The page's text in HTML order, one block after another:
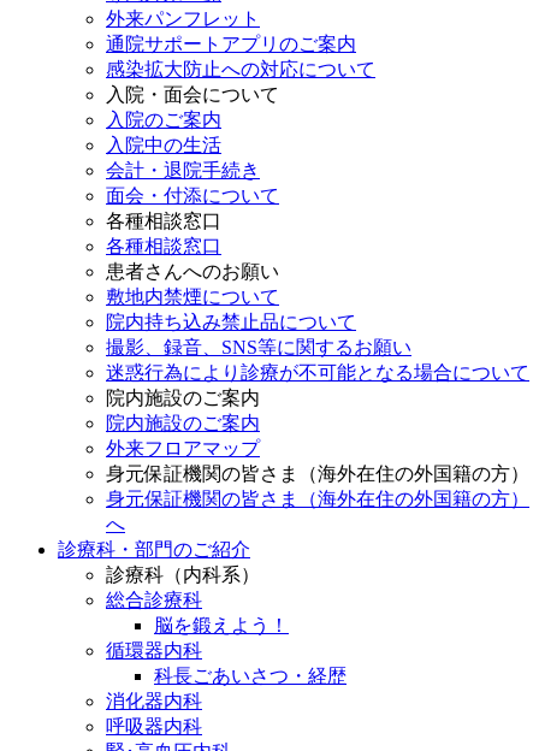
外来パンフレット
通院サポートアプリのご案内
感染拡大防止への対応について
入院・面会について
入院のご案内
入院中の生活
会計・退院手続き
面会・付添について
各種相談窓口
各種相談窓口
患者さんへのお願い
敷地内禁煙について
院内持ち込み禁止品について
撮影、録音、SNS等に関するお願い
迷惑行為により診療が不可能となる場合について
院内施設のご案内
院内施設のご案内
外来フロアマップ
身元保証機関の皆さま（海外在住の外国籍の方）
身元保証機関の皆さま（海外在住の外国籍の方）
へ
診療科・部門のご紹介
診療科（内科系）
総合診療科
脳を鍛えよう！
循環器内科
科長ごあいさつ・経歴
消化器内科
呼吸器内科